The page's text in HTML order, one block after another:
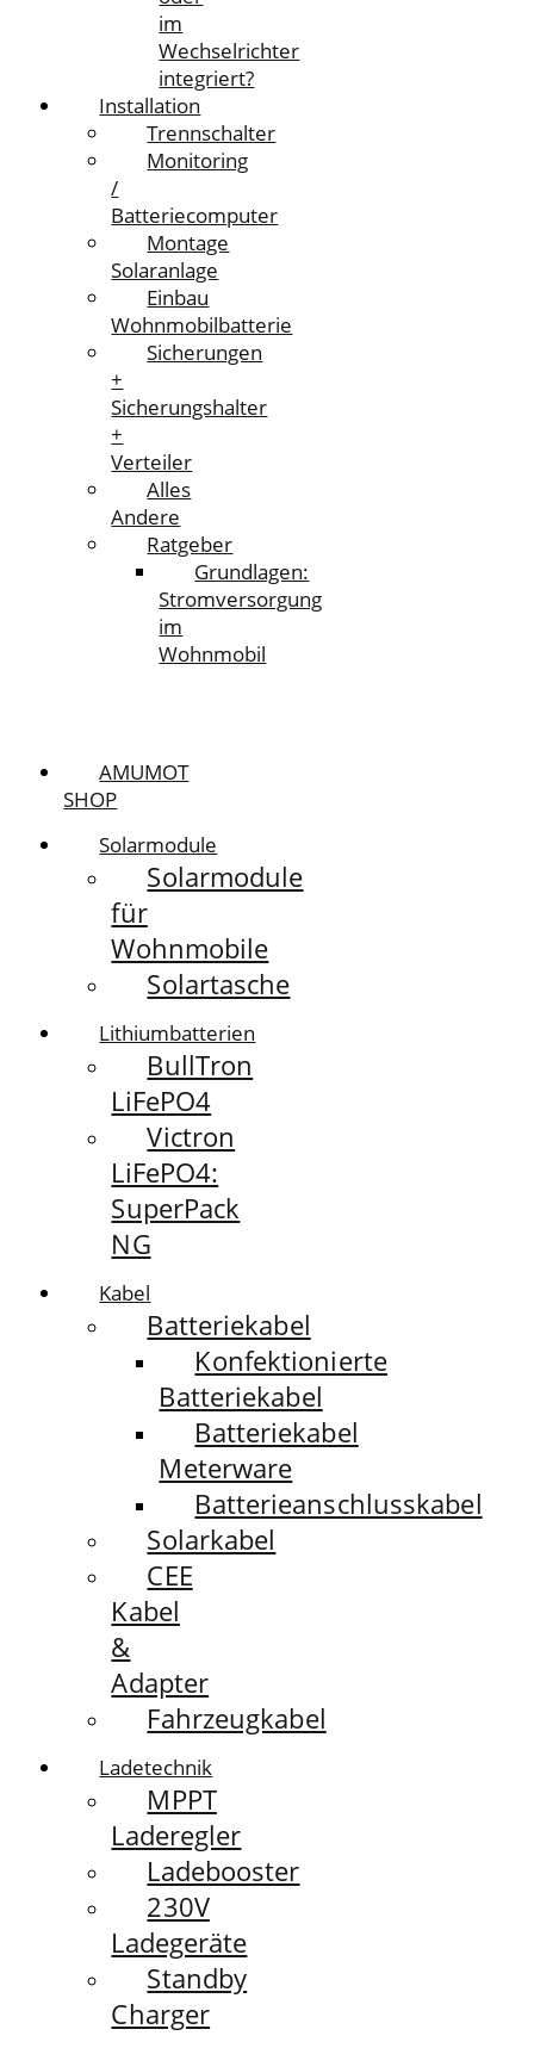
im
Wechselrichter
integriert?
Installation
Trennschalter
Monitoring
/
Batteriecomputer
Montage
Solaranlage
Einbau
Wohnmobilbatterie
Sicherungen
+
Sicherungshalter
+
Verteiler
Alles
Andere
Ratgeber
Grundlagen:
Stromversorgung
im
Wohnmobil
AMUMOT
SHOP
Solarmodule
Solarmodule
für
Wohnmobile
Solartasche
Lithiumbatterien
BullTron
LiFePO4
Victron
LiFePO4:
SuperPack
NG
Kabel
Batteriekabel
Konfektionierte
Batteriekabel
Batteriekabel
Meterware
Batterieanschlusskabel
Solarkabel
CEE
Kabel
&
Adapter
Fahrzeugkabel
Ladetechnik
MPPT
Laderegler
Ladebooster
230V
Ladegeräte
Standby
Charger